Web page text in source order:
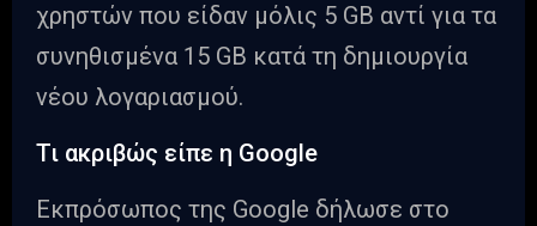
χρηστών που είδαν μόλις 5 GB αντί για τα
συνηθισμένα 15 GB κατά τη δημιουργία
νέου λογαριασμού.
Τι ακριβώς είπε η Google
Εκπρόσωπος της Google δήλωσε στο